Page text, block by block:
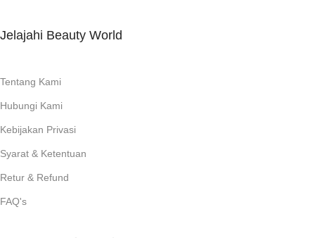
Jelajahi Beauty World
Tentang Kami
Hubungi Kami
Kebijakan Privasi
Syarat & Ketentuan
Retur & Refund
FAQ's